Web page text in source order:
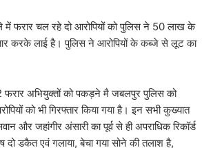
फरार चल रहे दो आरोपियों को पुलिस ने 50 लाख के
करके लाई है। पुलिस ने आरोपियों के कब्जे से लूट का
अभियुक्तों को पकड़ने मै जबलपुर पुलिस को
को भी गिरफ्तार किया गया है। इन सभी कुख्यात
और जहांगीर अंसारी का पूर्व से ही अपराधिक रिकॉर्ड
डकैत एवं गलाया, बेचा गया सोने की तलाश है,